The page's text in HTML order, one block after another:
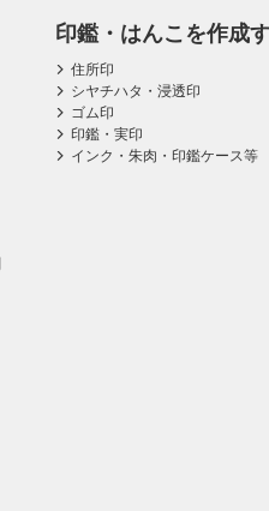
印鑑・はんこを作成
住所印
シヤチハタ・浸透印
ゴム印
印鑑・実印
インク・朱肉・印鑑ケース等